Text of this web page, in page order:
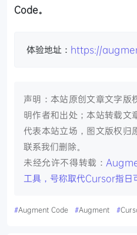
Code。
体验地址： https://
声明：本站原创文章文字版
明作者和出处；本站转载文
代表本站立场，图文版权归
联系我们删除。
未经允许不得转载：
工具，号称取代Cursor指日
#Augment Code #Augment #